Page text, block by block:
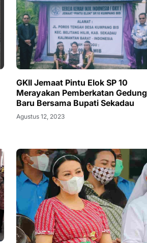
GKII Jemaat Pintu Elok SP 10
Merayakan Pemberkatan Gedung
Baru Bersama Bupati Sekadau
Agustus 12, 2023